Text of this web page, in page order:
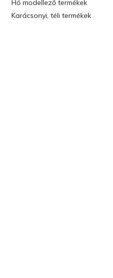
Hó modellező termékek
Karácsonyi, téli termékek